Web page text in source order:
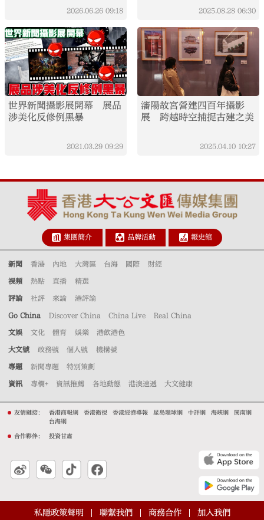
2026.06.26 09:18 2025.08.28 06:30
世界新聞攝影展開幕 展品
涉美化反修例黑暴
2021.03.29 09:29
瀋陽故宮營建四百年攝影
展 跨越時空捕捉古建之美
2025.04.10 10:27
集團簡介 品牌活動 報史館
新聞 香港 內地 大灣區 台海 國際 財經
視頻 熱點 直播 精選
評論 社評 來論 港評論
Go China Discover China China Live Real China
文娛 文化 體育 娛樂 港飲港色
大文號 政務號 個人號 機構號
專題 新聞專題 特別策劃
資訊 專欄+ 資訊推薦 各地動態 港澳速遞 大文健康
友情鏈接： 香港商報網 香港衛視 香港經濟導報 星島環球網 中評網 海峽網
閩南網
台海網
合作夥伴： 投資甘肅
私隱政策聲明 聯繫我們 商務合作 加入我們